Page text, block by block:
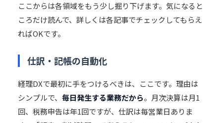
ここからは各領域をもう少し掘り下げます。気になると
ころだけ読んで、詳しくは各記事でチェックしてもらえ
ればOKです。
仕訳・記帳の自動化
経理DXで最初に手をつけるべきは、ここです。理由は
シンプルで、 毎日発生する業務だから。月次決算は月1
回、税務申告は年1回ですが、仕訳は毎営業日ありま